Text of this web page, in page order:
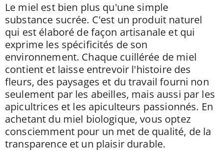
Le miel est bien plus qu'une simple
substance sucrée. C'est un produit naturel
qui est élaboré de façon artisanale et qui
exprime les spécificités de son
environnement. Chaque cuillérée de miel
contient et laisse entrevoir l'histoire des
fleurs, des paysages et du travail fourni non
seulement par les abeilles, mais aussi par les
apicultrices et les apiculteurs passionnés. En
achetant du miel biologique, vous optez
consciemment pour un met de qualité, de la
transparence et un plaisir durable.